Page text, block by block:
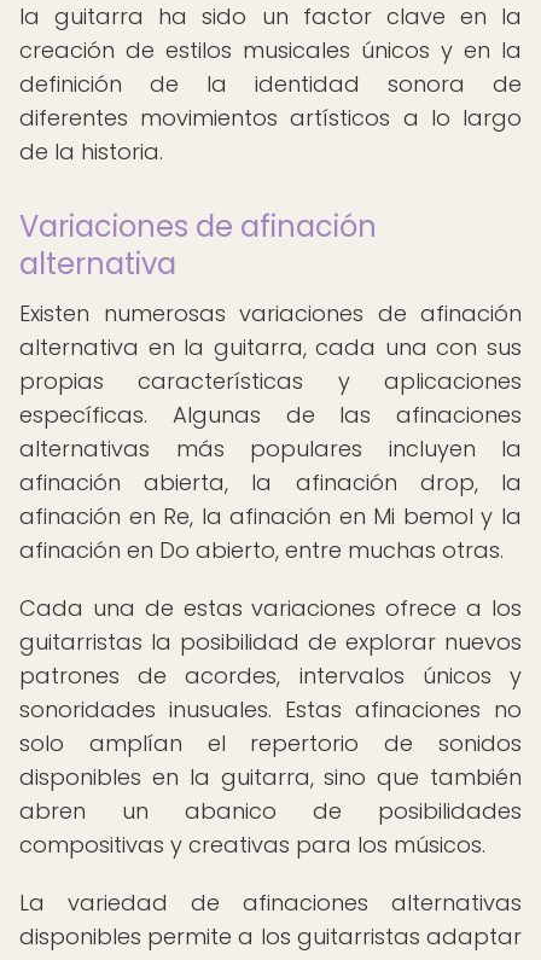
la guitarra ha sido un factor clave en la
creación de estilos musicales únicos y en la
definición de la identidad sonora de
diferentes movimientos artísticos a lo largo
de la historia.
Variaciones de afinación
alternativa
Existen numerosas variaciones de afinación
alternativa en la guitarra, cada una con sus
propias características y aplicaciones
específicas. Algunas de las afinaciones
alternativas más populares incluyen la
afinación abierta, la afinación drop, la
afinación en Re, la afinación en Mi bemol y la
afinación en Do abierto, entre muchas otras.
Cada una de estas variaciones ofrece a los
guitarristas la posibilidad de explorar nuevos
patrones de acordes, intervalos únicos y
sonoridades inusuales. Estas afinaciones no
solo amplían el repertorio de sonidos
disponibles en la guitarra, sino que también
abren un abanico de posibilidades
compositivas y creativas para los músicos.
La variedad de afinaciones alternativas
disponibles permite a los guitarristas adaptar